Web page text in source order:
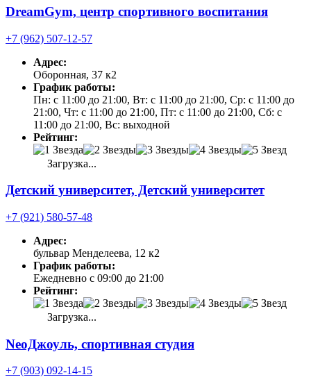
DreamGym, центр спортивного воспитания
+7 (962) 507-12-57
Адрес:
Оборонная, 37 к2
График работы:
Пн: с 11:00 до 21:00, Вт: с 11:00 до 21:00, Ср: с 11:00 до
21:00, Чт: с 11:00 до 21:00, Пт: с 11:00 до 21:00, Сб: с
11:00 до 21:00, Вс: выходной
Рейтинг:
Загрузка...
Детский университет, Детский университет
+7 (921) 580-57-48
Адрес:
бульвар Менделеева, 12 к2
График работы:
Ежедневно с 09:00 до 21:00
Рейтинг:
Загрузка...
NeoДжоуль, спортивная студия
+7 (903) 092-14-15